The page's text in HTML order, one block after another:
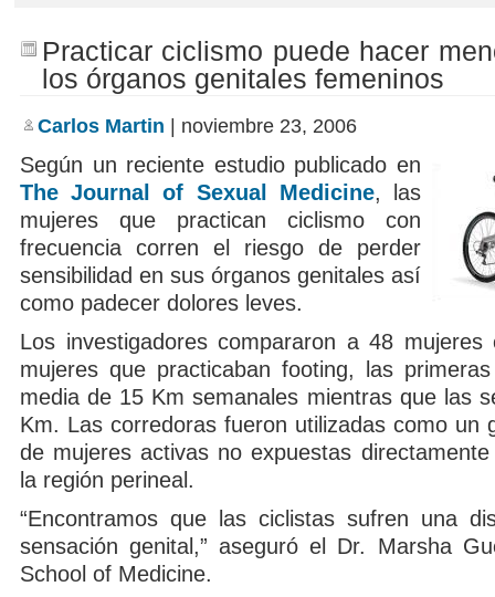
Practicar ciclismo puede hacer
los órganos genitales femeninos
Carlos Martin | noviembre 23, 2006
Según un reciente estudio publicado en
The Journal of Sexual Medicine, las
mujeres que practican ciclismo con
frecuencia corren el riesgo de perder
sensibilidad en sus órganos genitales así
como padecer dolores leves.
Los investigadores compararon a 48 mujeres
mujeres que practicaban footing, las
media de 15 Km semanales mientras que las
Km. Las corredoras fueron utilizadas como un
de mujeres activas no expuestas
la región perineal.
“Encontramos que las ciclistas sufren una
sensación genital,” aseguró el Dr. Marsha
School of Medicine.